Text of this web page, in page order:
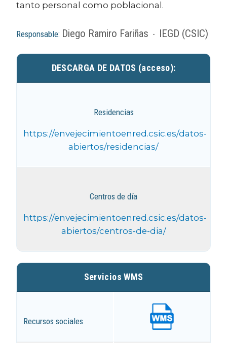
tanto personal como poblacional.
Responsable: Diego Ramiro Fariñas - IEGD (CSIC)
DESCARGA DE DATOS (acceso):
Residencias
https://envejecimientoenred.csic.es/datos-
abiertos/residencias/
Centros de día
https://envejecimientoenred.csic.es/datos-
abiertos/centros-de-dia/
Servicios WMS
Recursos sociales